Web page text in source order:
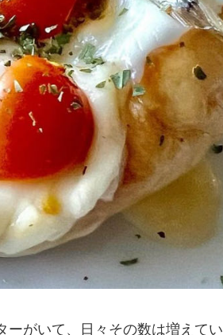
ーがいて、日々その数は増えてい